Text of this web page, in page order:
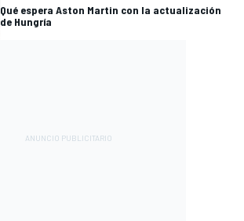
Qué espera Aston Martin con la actualización
de Hungría